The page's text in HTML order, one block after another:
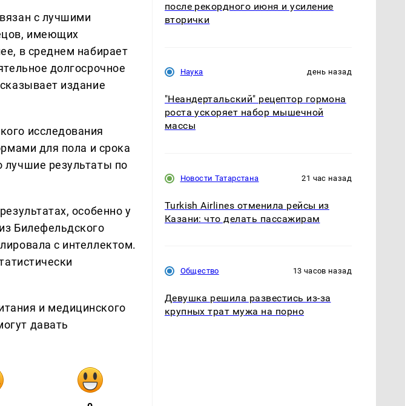
с лучшими
имеющих
в среднем набирает
долгосрочное
издание
исследования
для пола и срока
лучшие результаты по
особенно у
Билефельдского
с интеллектом.
и медицинского
давать
после рекордного июня и усиление
вторички
Наука день назад
"Неандертальский" рецептор гормона
роста ускоряет набор мышечной
массы
Новости Татарстана 21 час назад
Turkish Airlines отменила рейсы из
Казани: что делать пассажирам
Общество 13 часов назад
Девушка решила развестись из-за
крупных трат мужа на порно